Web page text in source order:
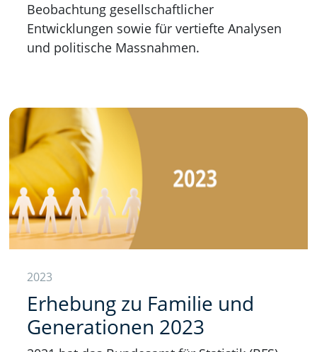
Beobachtung gesellschaftlicher
Entwicklungen sowie für vertiefte Analysen
und politische Massnahmen.
2023
Erhebung zu Familie und
Generationen 2023